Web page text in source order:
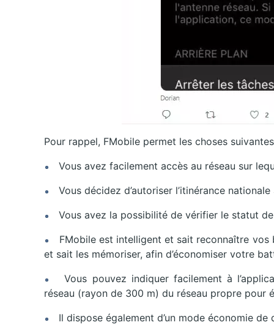
Pour rappel, FMobile permet les choses
Vous avez facilement accès au réseau sur
Vous décidez d’autoriser l’itinérance
Vous avez la possibilité de vérifier le statut de
FMobile est intelligent et sait reconnaître vos
et sait les mémoriser, afin d’économiser votre
Vous pouvez indiquer facilement à
réseau (rayon de 300 m) du réseau propre pour
Il dispose également d’un mode économie de